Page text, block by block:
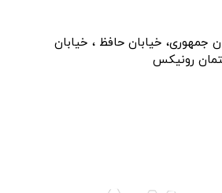
جمهوری، خیابان حافظ ، خیابان
رونیکس